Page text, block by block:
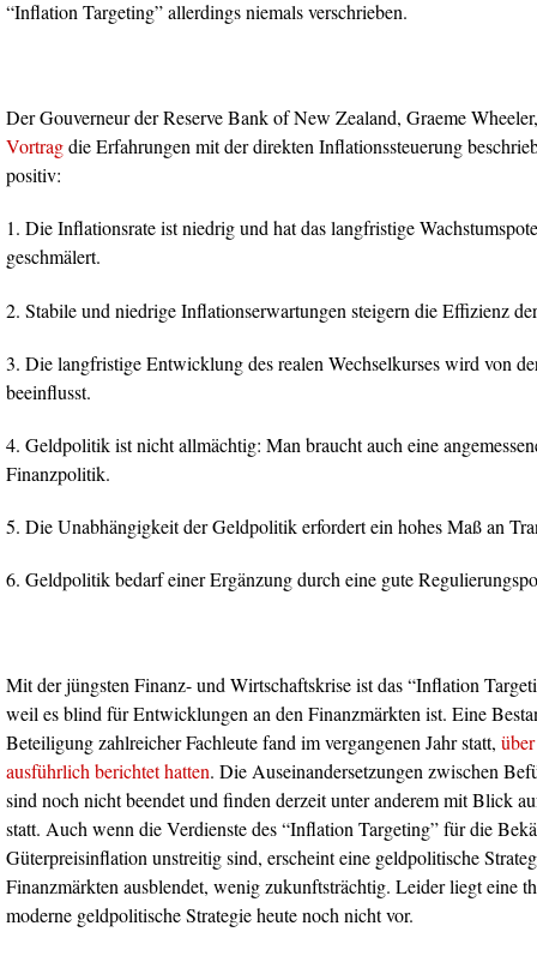
“Inflation Targeting” allerdings niemals verschrieben.
Der Gouverneur der Reserve Bank of New Zealand, Graeme
Vortragdie Erfahrungen mit der direkten Inflationssteuerung
positiv:
1. Die Inflationsrate ist niedrig und hat das langfristige
geschmälert.
2. Stabile und niedrige Inflationserwartungen steigern die Effizienz
3. Die langfristige Entwicklung des realen Wechselkurses wird von
beeinflusst.
4. Geldpolitik ist nicht allmächtig: Man braucht auch eine
Finanzpolitik.
5. Die Unabhängigkeit der Geldpolitik erfordert ein hohes Maß an
6. Geldpolitik bedarf einer Ergänzung durch eine gute
Mit der jüngsten Finanz- und Wirtschaftskrise ist das “Inflation
weil es blind für Entwicklungen an den Finanzmärkten ist. Eine
Beteiligung zahlreicher Fachleute fand im vergangenen Jahr statt,
ausführlich berichtet hatten. Die Auseinandersetzungen zwischen
sind noch nicht beendet und finden derzeit unter anderem mit Blick
statt. Auch wenn die Verdienste des “Inflation Targeting” für die
Güterpreisinflation unstreitig sind, erscheint eine geldpolitische
Finanzmärkten ausblendet, wenig zukunftsträchtig. Leider liegt eine
moderne geldpolitische Strategie heute noch nicht vor.